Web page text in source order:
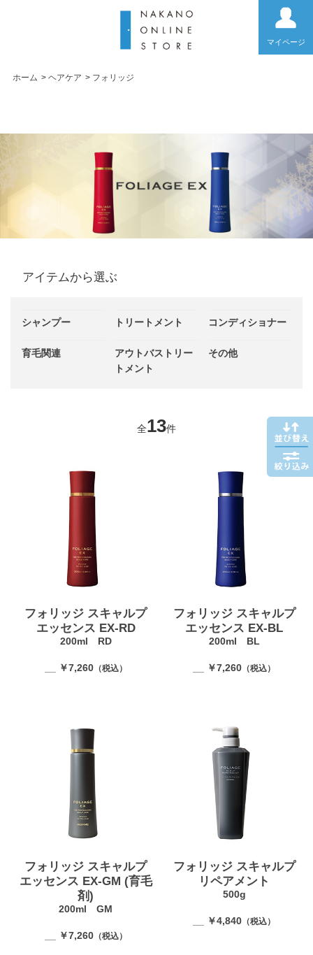
マイページ
ホーム > ヘアケア > フォリッジ
フォリッジ
アイテムから選ぶ
シャンプー トリートメント コンディショナー
育毛関連
アウトバストリー
トメント
その他
全13件
フォリッジ スキャルプ
エッセンス EX-RD
200ml RD
__ ￥7,260（税込）
フォリッジ スキャルプ
エッセンス EX-BL
200ml BL
__ ￥7,260 （税込）
フォリッジ スキャルプ
エッセンス EX-GM (育毛
剤)
200ml GM
__ ￥7,260（税込）
フォリッジ スキャルプ
リペアメント
500g
__ ￥4,840 （税込）